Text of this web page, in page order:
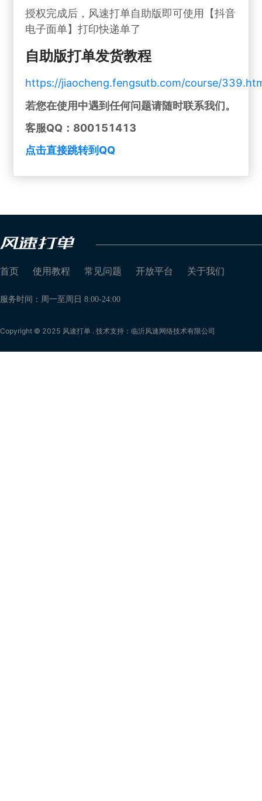
授权完成后，风速打单自助版即可使用【抖音
电子面单】打印快递单了
自助版打单发货教程
https://jiaocheng.fengsutb.com/course/
若您在使用中遇到任何问题请随时联系我们。
客服QQ：800151413
点击直接跳转到QQ
首页 使用教程 常见问题 开放平台 关于我们
服务时间：周一至周日 8:00-24:00
Copyright © 2025 风速打单 . 技术支持：临沂风速网络技术有限公司